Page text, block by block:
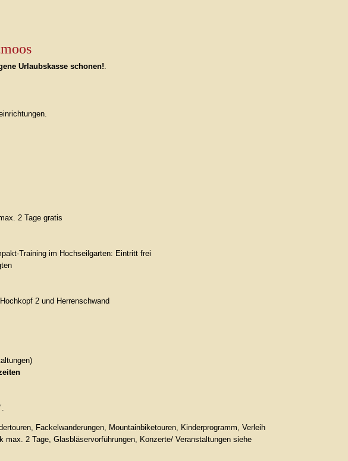
Urlaubskasse schonen!
2 Tage gratis
Training im Hochseilgarten: Eintritt frei
2 und Herrenschwand
Fackelwanderungen, Mountainbiketouren, Kinderprogramm, Verleih
2 Tage, Glasbläservorführungen, Konzerte/ Veranstaltungen siehe